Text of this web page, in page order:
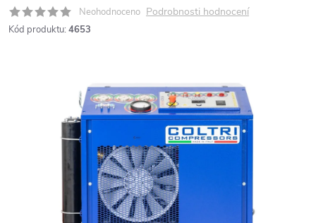
Neohodnoceno Podrobnosti hodnocení
Kód produktu: 4653